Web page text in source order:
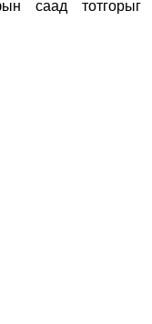
саад тотгорыг